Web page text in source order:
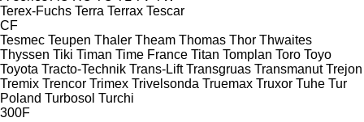
Terex-Fuchs Terra Terrax Tescar
CF
Tesmec Teupen Thaler Theam Thomas Thor Thwaites
Thyssen Tiki Timan Time France Titan Tomplan Toro Toyo
Toyota Tracto-Technik Trans-Lift Transgruas Transmanut Trejon
Tremix Trencor Trimex Trivelsonda Truemax Truxor Tuhe Tur
Poland Turbosol Turchi
300F